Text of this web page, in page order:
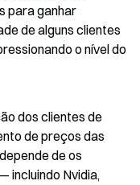
para ganhar
de alguns clientes
o nível do
dos clientes de
de preços das
de os
incluindo Nvidia,